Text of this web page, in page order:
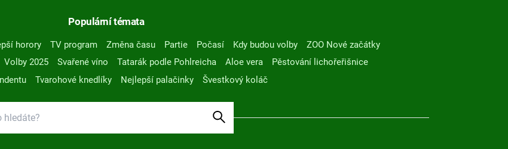
Populární témata
horory TV program Změna času Partie Počasí Kdy budou volby
ZOO Nové začátky
Volby 2025 Svařené víno Tatarák podle Pohlreicha Aloe vera
Pěstování lichořeřišnice
Tvarohové knedlíky Nejlepší palačinky Švestkový koláč